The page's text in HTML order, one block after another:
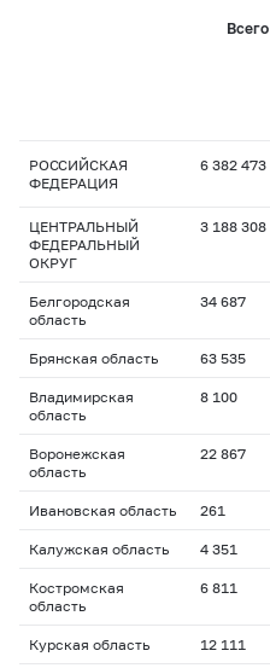
Всего
РОССИЙСКАЯ
ФЕДЕРАЦИЯ
6 382 473
ЦЕНТРАЛЬНЫЙ
ФЕДЕРАЛЬНЫЙ
ОКРУГ
3 188 308
Белгородская
область
34 687
Брянская область 63 535
Владимирская
область
8 100
Воронежская
область
22 867
Ивановская область 261
Калужская область 4 351
Костромская
область
6 811
Курская область 12 111